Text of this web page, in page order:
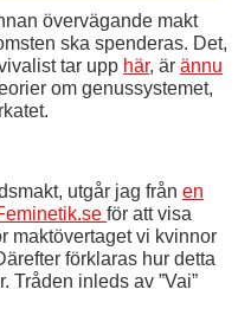
övervägande makt
ska spenderas. Det,
tar upp här, är ännu
om genussystemet,
utgår jag från en
för att visa
maktövertaget vi kvinnor
förklaras hur detta
Tråden inleds av ”Vai”